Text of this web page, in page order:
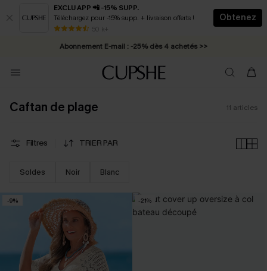
EXCLU APP 📲 -15% SUPP.
Téléchargez pour -15% supp. + livraison offerts !
50 k+
Obtenez
* Livraison éclair 2-3 jours ouvrés >>
Abonnement E-mail : -25% dès 4 achetés >>
Caftan de plage 11 articles
Filtres TRIER PAR
Soldes Noir Blanc
-9% -21%